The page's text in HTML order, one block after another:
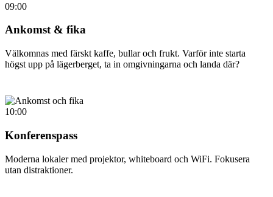
09:00
Ankomst & fika
Välkomnas med färskt kaffe, bullar och frukt. Varför inte starta
högst upp på lägerberget, ta in omgivningarna och landa där?
10:00
Konferenspass
Moderna lokaler med projektor, whiteboard och WiFi. Fokusera
utan distraktioner.